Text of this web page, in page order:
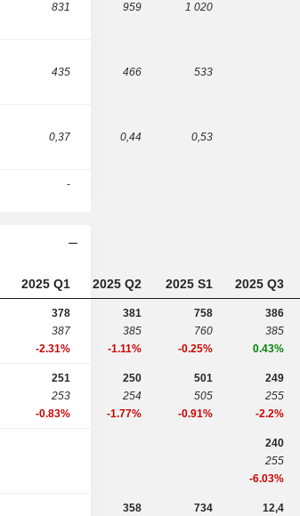
831 959 1 020
435 466 533
0,37 0,44 0,53
-
2025 Q1 2025 Q2 2025 S1 2025 Q3
378
387
-2.31%
381
385
-1.11%
758
760
-0.25%
386
385
0.43%
251
253
-0.83%
250
254
-1.77%
501
505
-0.91%
249
255
-2.2%
240
255
-6.03%
358
734
12,4